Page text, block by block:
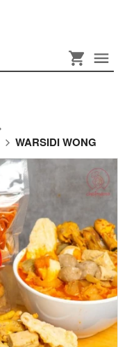
WARSIDI WONG